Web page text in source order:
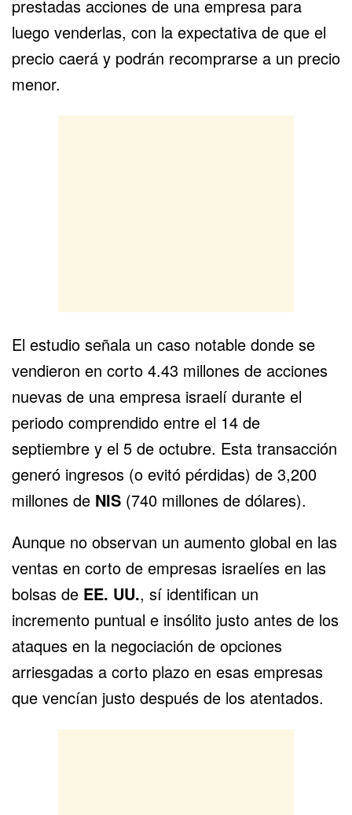
prestadas acciones de una empresa para
luego venderlas, con la expectativa de que el
precio caerá y podrán recomprarse a un precio
menor.
El estudio señala un caso notable donde se
vendieron en corto 4.43 millones de acciones
nuevas de una empresa israelí durante el
periodo comprendido entre el 14 de
septiembre y el 5 de octubre. Esta transacción
generó ingresos (o evitó pérdidas) de 3,200
millones de NIS (740 millones de dólares).
Aunque no observan un aumento global en las
ventas en corto de empresas israelíes en las
bolsas de EE. UU., sí identifican un
incremento puntual e insólito justo antes de los
ataques en la negociación de opciones
arriesgadas a corto plazo en esas empresas
que vencían justo después de los atentados.